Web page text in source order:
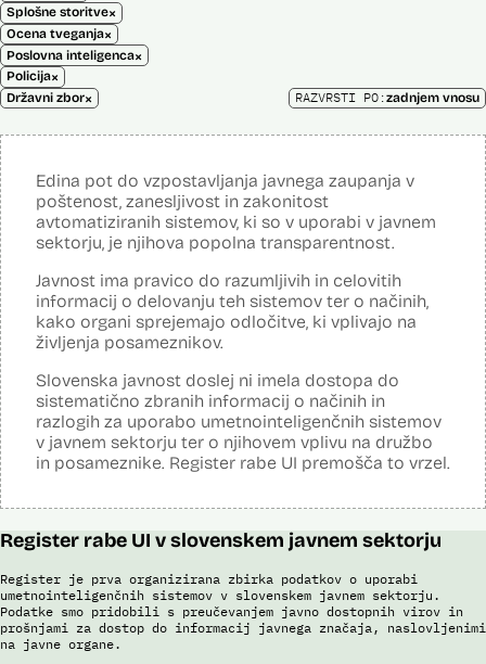
Splošne storitve×
Ocena tveganja×
Poslovna inteligenca×
Policija×
Državni zbor× RAZVRSTI PO:zadnjem vnosu
Edina pot do vzpostavljanja javnega zaupanja v
poštenost, zanesljivost in zakonitost
avtomatiziranih sistemov, ki so v uporabi v javnem
sektorju, je njihova popolna transparentnost.
Javnost ima pravico do razumljivih in celovitih
informacij o delovanju teh sistemov ter o načinih,
kako organi sprejemajo odločitve, ki vplivajo na
življenja posameznikov.
Slovenska javnost doslej ni imela dostopa do
sistematično zbranih informacij o načinih in
razlogih za uporabo umetnointeligenčnih sistemov
v javnem sektorju ter o njihovem vplivu na družbo
in posameznike. Register rabe UI premošča to vrzel.
Register rabe UI v slovenskem javnem sektorju
Register je prva organizirana zbirka podatkov o uporabi
umetnointeligenčnih sistemov v slovenskem javnem sektorju.
Podatke smo pridobili s preučevanjem javno dostopnih virov in
prošnjami za dostop do informacij javnega značaja, naslovljenimi
na javne organe.